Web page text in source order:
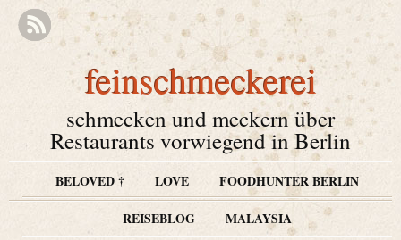
feinschmeckerei
schmecken und meckern über
Restaurants vorwiegend in Berlin
BELOVED † LOVE
FOODHUNTER BERLIN
REISEBLOG
MALAYSIA